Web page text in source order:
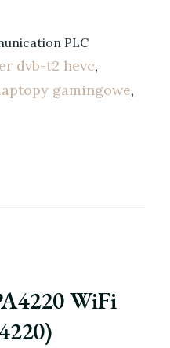
PLC
dvb-t2 hevc,
gamingowe,
WiFi